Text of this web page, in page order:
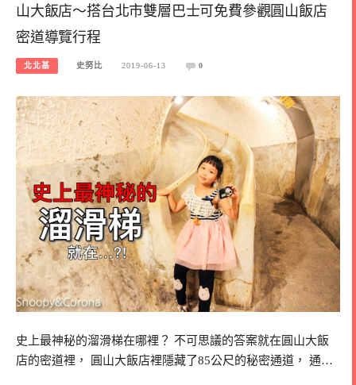
山大飯店～搭台北市雙層巴士可免費參觀圓山飯店
密道導覽行程
北北基 史努比 2019-06-13 0
史上最神秘的溜滑梯在哪裡？ 不可思議的答案就在圓山大飯
店的密道裡， 圓山大飯店裡隱藏了85公尺的秘密通道， 通…